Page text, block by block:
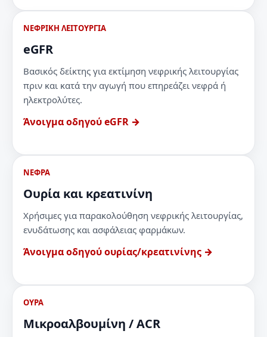
ΝΕΦΡΙΚΗ ΛΕΙΤΟΥΡΓΙΑ
eGFR
Βασικός δείκτης για εκτίμηση νεφρικής λειτουργίας
πριν και κατά την αγωγή που επηρεάζει νεφρά ή
ηλεκτρολύτες.
Άνοιγμα οδηγού eGFR →
ΝΕΦΡΑ
Ουρία και κρεατινίνη
Χρήσιμες για παρακολούθηση νεφρικής λειτουργίας,
ενυδάτωσης και ασφάλειας φαρμάκων.
Άνοιγμα οδηγού ουρίας/κρεατινίνης →
ΟΥΡΑ
Μικροαλβουμίνη / ACR